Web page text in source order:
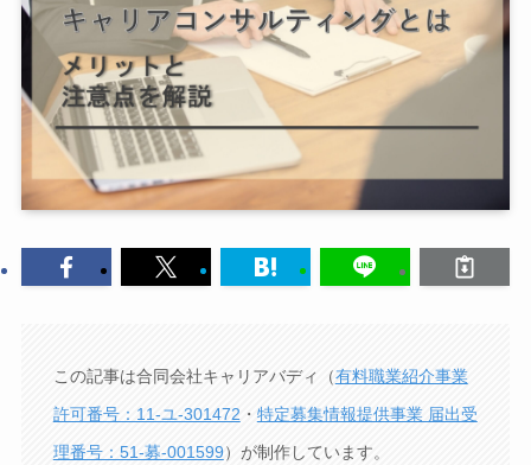
この記事は合同会社キャリアバディ（有料職業紹介事業
許可番号：11-ユ-301472 ・ 特定募集情報提供事業 届出受
理番号：51-募-001599）が制作しています。